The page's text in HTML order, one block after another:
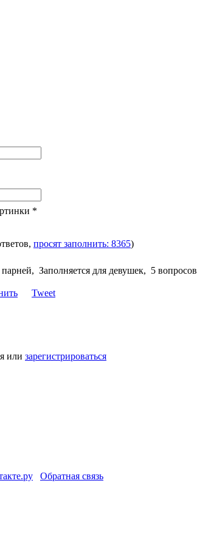
*
просят заполнить: 8365)
Заполняется для девушек, 5 вопросов
Tweet
или зарегистрироваться
Обратная связь